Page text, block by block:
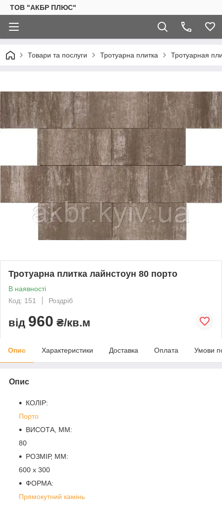
ТОВ "АКБР ПЛЮС"
Товари та послуги Тротуарна плитка Тротуарная
Тротуарна плитка лайнстоун 80 порто
В наявності
Код: 151
Роздріб
від 960 ₴/кв.м
Опис Характеристики Доставка Оплата Умови
Опис
КОЛІР:
Порто
ВИСОТА, ММ:
80
РОЗМІР, ММ:
600 x 300
ФОРМА:
Прямокутний камінь